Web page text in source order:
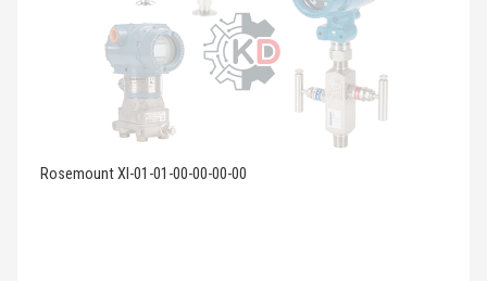
Rosemount XI-01-01-00-00-00-00